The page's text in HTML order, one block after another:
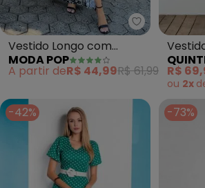
Moda Pop -
Vestido Longo com
Fenda (Floral Preto e
Branco)
MODA POP
A partir deR$ 44,99R$ 61,99
Risca
R$
ou 2x
-42% -73%